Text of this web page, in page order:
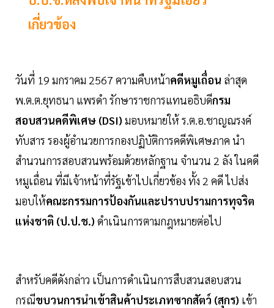
เกี่ยวข้อง
วันที่ 19 มกราคม 2567 ความคืบหน้าคดีหมูเถื่อน ล่าสุด
พ.ต.ต.ยุทธนา แพรดำ รักษาราชการแทนอธิบดีกรม
สอบสวนคดีพิเศษ (DSI) มอบหมายให้ ร.ต.อ.ชาญณรงค์
ทับสาร รองผู้อำนวยการกองปฏิบัติการคดีพิเศษภาค นำ
สำนวนการสอบสวนพร้อมด้วยหลักฐาน จำนวน 2 ลัง ในคดี
หมูเถื่อน ที่มีเจ้าหน้าที่รัฐเข้าไปเกี่ยวข้อง ทั้ง 2 คดี ไปส่ง
มอบให้คณะกรรมการป้องกันและปราบปรามการทุจริต
แห่งชาติ (ป.ป.ช.) ดำเนินการตามกฎหมายต่อไป
สำหรับคดีดังกล่าว เป็นการดำเนินการสืบสวนสอบสวน
กรณีขบวนการนำเข้าสินค้าประเภทซากสัตว์ (สุกร) เข้า